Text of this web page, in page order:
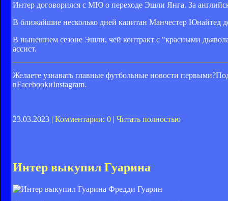
Интер договорился с МЮ о переходе Эшли Янга. За
В ближайшие несколько дней капитан Манчестер Юнайтед
В нынешнем сезоне Эшли, чей контракт с "красными
ассист.
Желаете узнавать главные футбольные новости
вFacebookиInstagram.
23.03.2023 | Комментарии: 0 | Читать полностью
Интер выкупил Гуарина
Фредди Гуарин